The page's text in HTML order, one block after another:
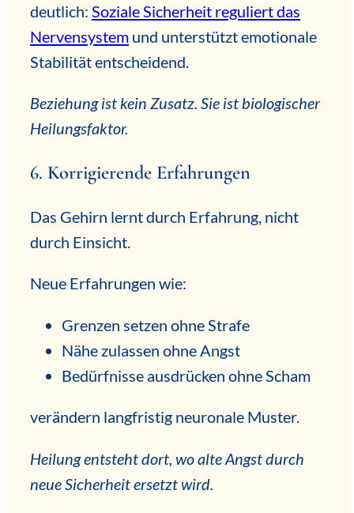
deutlich: Soziale Sicherheit reguliert das
Nervensystem und unterstützt emotionale
Stabilität entscheidend.
Beziehung ist kein Zusatz. Sie ist biologischer
Heilungsfaktor.
6. Korrigierende Erfahrungen
Das Gehirn lernt durch Erfahrung, nicht
durch Einsicht.
Neue Erfahrungen wie:
Grenzen setzen ohne Strafe
Nähe zulassen ohne Angst
Bedürfnisse ausdrücken ohne Scham
verändern langfristig neuronale Muster.
Heilung entsteht dort, wo alte Angst durch
neue Sicherheit ersetzt wird.